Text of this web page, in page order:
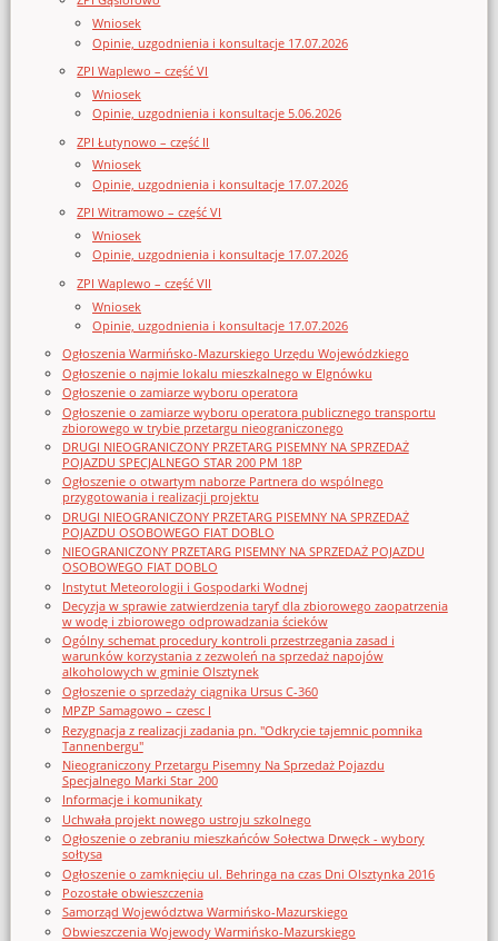
Wniosek
Opinie, uzgodnienia i konsultacje 17.07.2026
ZPI Waplewo – część VI
Wniosek
Opinie, uzgodnienia i konsultacje 5.06.2026
ZPI Łutynowo – część II
Wniosek
Opinie, uzgodnienia i konsultacje 17.07.2026
ZPI Witramowo – część VI
Wniosek
Opinie, uzgodnienia i konsultacje 17.07.2026
ZPI Waplewo – część VII
Wniosek
Opinie, uzgodnienia i konsultacje 17.07.2026
Ogłoszenia Warmińsko-Mazurskiego Urzędu Wojewódzkiego
Ogłoszenie o najmie lokalu mieszkalnego w Elgnówku
Ogłoszenie o zamiarze wyboru operatora
Ogłoszenie o zamiarze wyboru operatora publicznego transportu
zbiorowego w trybie przetargu nieograniczonego
DRUGI NIEOGRANICZONY PRZETARG PISEMNY NA SPRZEDAŻ
POJAZDU SPECJALNEGO STAR 200 PM 18P
Ogłoszenie o otwartym naborze Partnera do wspólnego
przygotowania i realizacji projektu
DRUGI NIEOGRANICZONY PRZETARG PISEMNY NA SPRZEDAŻ
POJAZDU OSOBOWEGO FIAT DOBLO
NIEOGRANICZONY PRZETARG PISEMNY NA SPRZEDAŻ POJAZDU
OSOBOWEGO FIAT DOBLO
Instytut Meteorologii i Gospodarki Wodnej
Decyzja w sprawie zatwierdzenia taryf dla zbiorowego zaopatrzenia
w wodę i zbiorowego odprowadzania ścieków
Ogólny schemat procedury kontroli przestrzegania zasad i
warunków korzystania z zezwoleń na sprzedaż napojów
alkoholowych w gminie Olsztynek
Ogłoszenie o sprzedaży ciągnika Ursus C-360
MPZP Samagowo – czesc I
Rezygnacja z realizacji zadania pn. "Odkrycie tajemnic pomnika
Tannenbergu"
Nieograniczony Przetargu Pisemny Na Sprzedaż Pojazdu
Specjalnego Marki Star_200
Informacje i komunikaty
Uchwała projekt nowego ustroju szkolnego
Ogłoszenie o zebraniu mieszkańców Sołectwa Drwęck - wybory
sołtysa
Ogłoszenie o zamknięciu ul. Behringa na czas Dni Olsztynka 2016
Pozostałe obwieszczenia
Samorząd Województwa Warmińsko-Mazurskiego
Obwieszczenia Wojewody Warmińsko-Mazurskiego